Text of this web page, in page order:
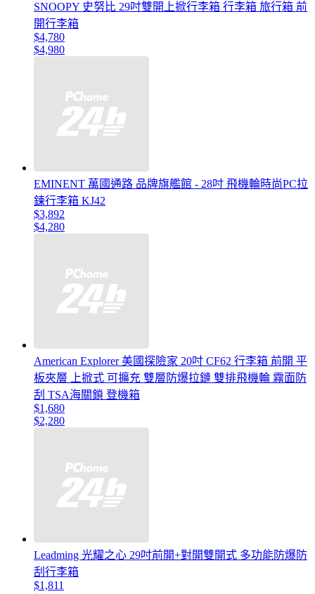
SNOOPY 史努比 29吋雙開上掀行李箱 行李箱 旅行箱 前
開行李箱
$4,780
$4,980
EMINENT 萬國通路 品牌旗艦館 - 28吋 飛機輪時尚PC拉
鍊行李箱 KJ42
$3,892
$4,280
American Explorer 美國探險家 20吋 CF62 行李箱 前開 平
板夾層 上掀式 可擴充 雙層防爆拉鏈 雙排飛機輪 霧面防
刮 TSA海關鎖 登機箱
$1,680
$2,280
Leadming 光耀之心 29吋前開+對開雙開式 多功能防爆防
刮行李箱
$1,811